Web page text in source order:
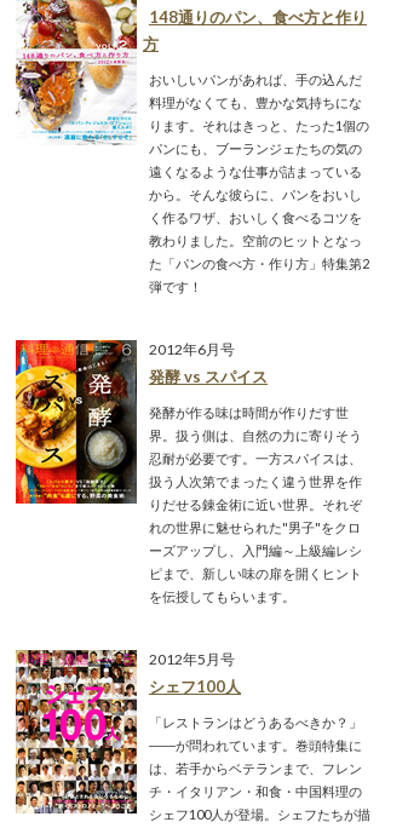
148通りのパン、食べ方と作り
方
おいしいパンがあれば、手の込んだ
料理がなくても、豊かな気持ちにな
ります。それはきっと、たった1個の
パンにも、ブーランジェたちの気の
遠くなるような仕事が詰まっている
から。そんな彼らに、パンをおいし
く作るワザ、おいしく食べるコツを
教わりました。空前のヒットとなっ
た「パンの食べ方・作り方」特集第2
弾です！
2012年6月号
発酵 vs スパイス
発酵が作る味は時間が作りだす世
界。扱う側は、自然の力に寄りそう
忍耐が必要です。一方スパイスは、
扱う人次第でまったく違う世界を作
りだせる錬金術に近い世界。それぞ
れの世界に魅せられた"男子"をクロ
ーズアップし、入門編～上級編レシ
ピまで、新しい味の扉を開くヒント
を伝授してもらいます。
2012年5月号
シェフ100人
「レストランはどうあるべきか？」
――が問われています。巻頭特集に
は、若手からベテランまで、フレン
チ・イタリアン・和食・中国料理の
シェフ100人が登場。シェフたちが描